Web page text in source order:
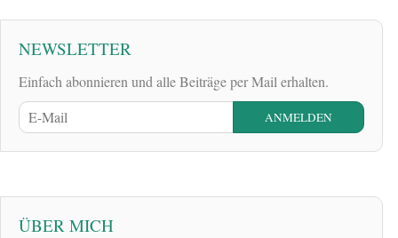
NEWSLETTER
Einfach abonnieren und alle Beiträge per Mail erhalten.
ÜBER MICH